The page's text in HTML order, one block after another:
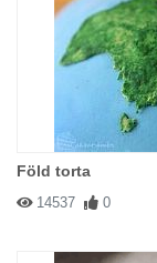
Föld torta
14537 0